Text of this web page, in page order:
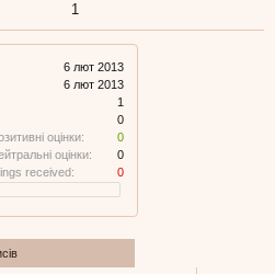
6 лют 2013
6 лют 2013
1
0
оцінки:
0
оцінки:
0
received:
0
1